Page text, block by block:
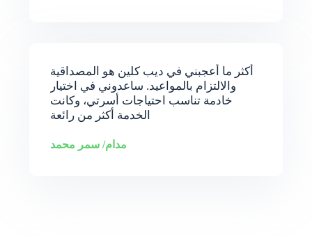
أكثر ما أعجبني في ديب كلين هو المصداقية
والالتزام بالمواعيد. ساعدوني في اختيار
خادمة تناسب احتياجات أسرتي، وكانت
الخدمة أكثر من رائعة
مدام/ سمر محمد